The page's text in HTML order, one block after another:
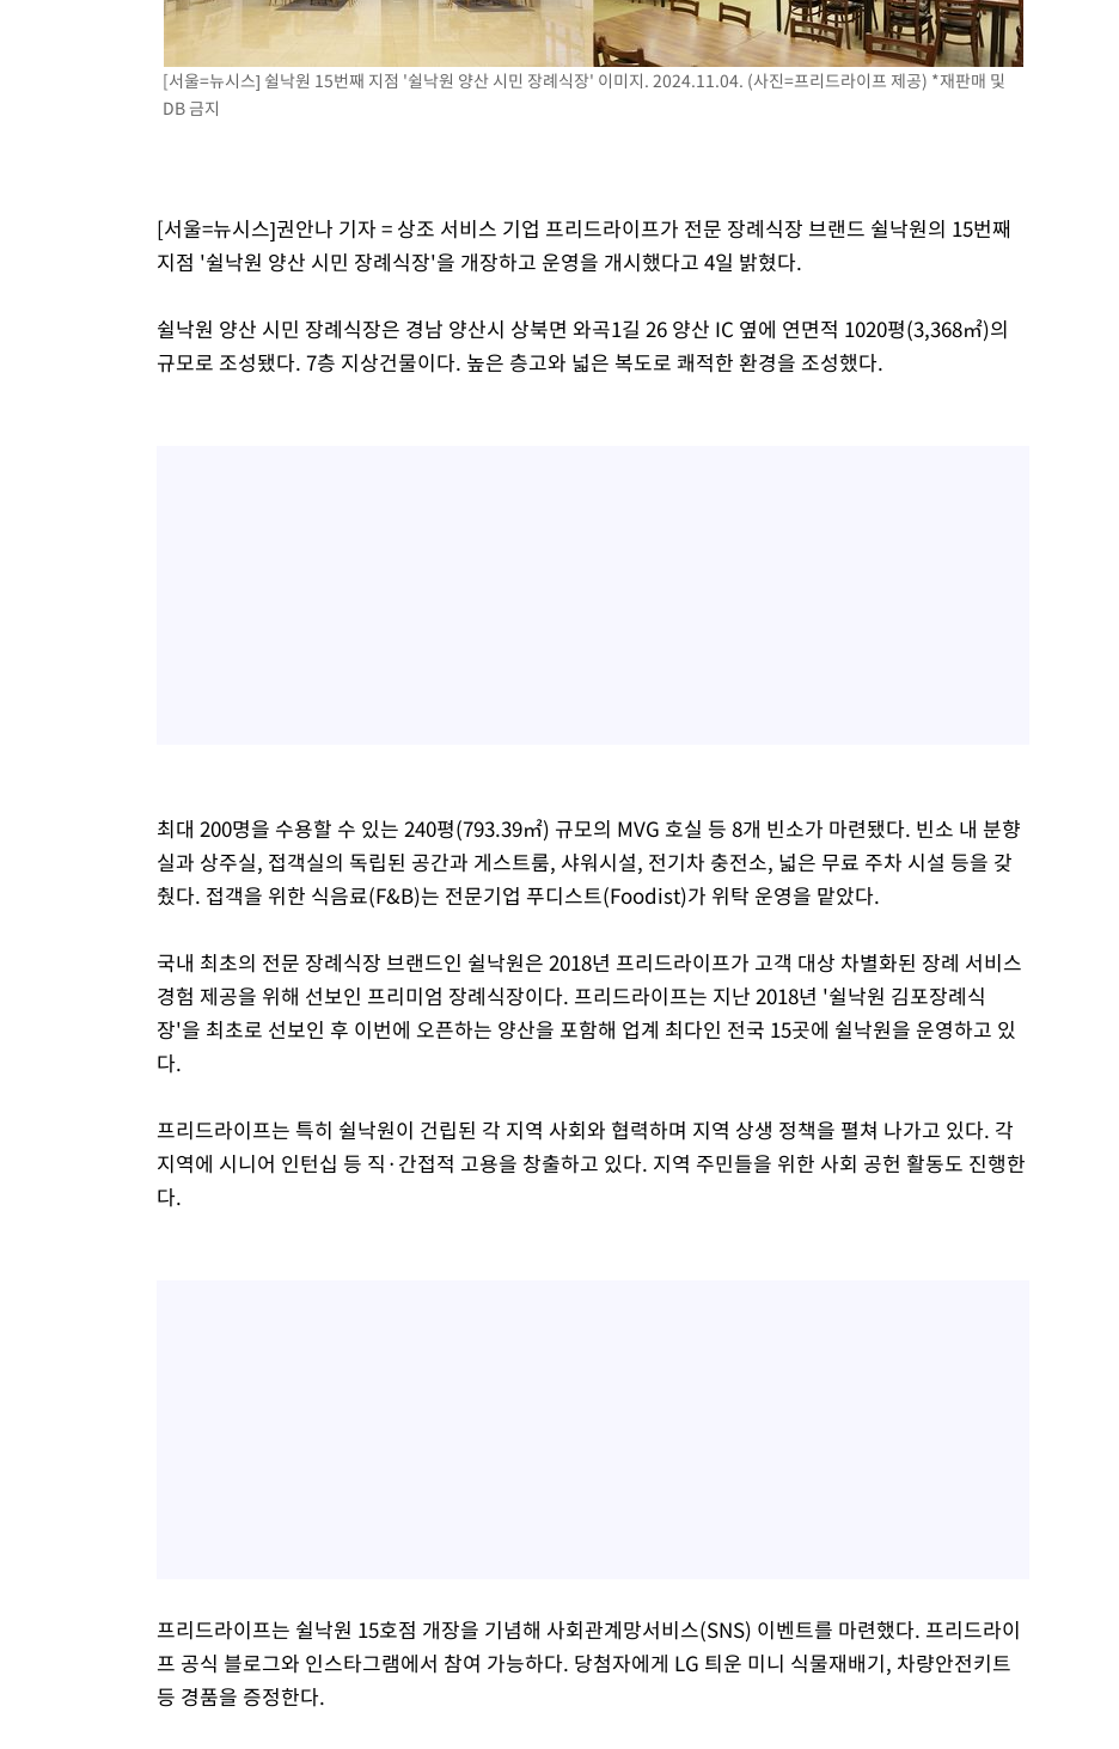
입추에도 극한더위…서울 낮 39도 '폭염중대경보'
이란, 호르무즈서 "적국 목표물들"과 대치로 남부 케슘섬에서 두차
[속보]美, 폴리실리콘 수입 규제…파생제품 15% 관세, 120일 후
[속보]트럼프, 美 원정출산 금지 행정명령 서명
[서울=뉴시스] 쉴낙원 15번째 지점 '쉴낙원 양산 시민 장례식장' 이미지. 2024.11.04. (사진=프리드라이프 제공) *재판매 및
DB 금지
[서울=뉴시스]권안나 기자 = 상조 서비스 기업 프리드라이프가 전문 장례식장 브랜드 쉴낙원의 15번째
지점 '쉴낙원 양산 시민 장례식장'을 개장하고 운영을 개시했다고 4일 밝혔다.
쉴낙원 양산 시민 장례식장은 경남 양산시 상북면 와곡1길 26 양산 IC 옆에 연면적 1020평(3,368㎡)의
규모로 조성됐다. 7층 지상건물이다. 높은 층고와 넓은 복도로 쾌적한 환경을 조성했다.
최대 200명을 수용할 수 있는 240평(793.39㎡) 규모의 MVG 호실 등 8개 빈소가 마련됐다. 빈소 내 분향
실과 상주실, 접객실의 독립된 공간과 게스트룸, 샤워시설, 전기차 충전소, 넓은 무료 주차 시설 등을 갖
췄다. 접객을 위한 식음료(F&B)는 전문기업 푸디스트(Foodist)가 위탁 운영을 맡았다.
국내 최초의 전문 장례식장 브랜드인 쉴낙원은 2018년 프리드라이프가 고객 대상 차별화된 장례 서비스
경험 제공을 위해 선보인 프리미엄 장례식장이다. 프리드라이프는 지난 2018년 '쉴낙원 김포장례식
장'을 최초로 선보인 후 이번에 오픈하는 양산을 포함해 업계 최다인 전국 15곳에 쉴낙원을 운영하고 있
다.
프리드라이프는 특히 쉴낙원이 건립된 각 지역 사회와 협력하며 지역 상생 정책을 펼쳐 나가고 있다. 각
지역에 시니어 인턴십 등 직·간접적 고용을 창출하고 있다. 지역 주민들을 위한 사회 공헌 활동도 진행한
다.
프리드라이프는 쉴낙원 15호점 개장을 기념해 사회관계망서비스(SNS) 이벤트를 마련했다. 프리드라이
프 공식 블로그와 인스타그램에서 참여 가능하다. 당첨자에게 LG 틔운 미니 식물재배기, 차량안전키트
등 경품을 증정한다.